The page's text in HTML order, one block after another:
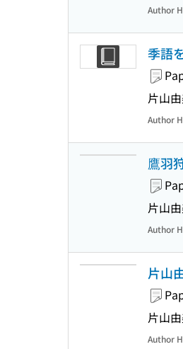
Author
季語
片山
Author
鷹羽
片山
Author
片山
片山
Author